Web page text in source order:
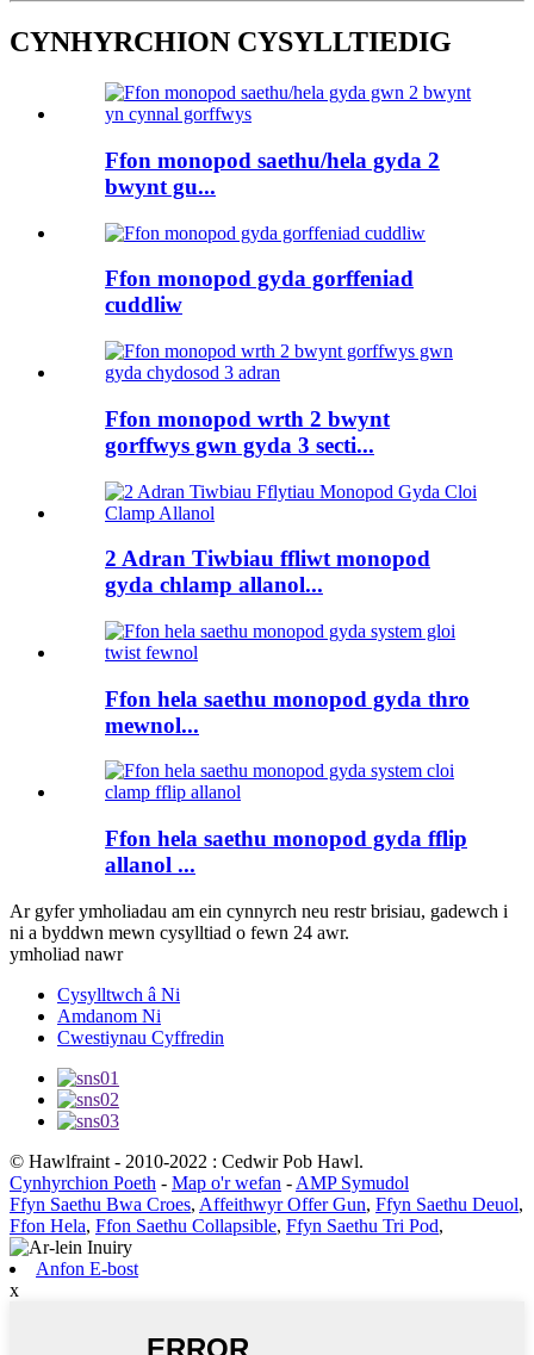
CYNHYRCHION CYSYLLTIEDIG
Ffon monopod saethu/hela gyda 2
bwynt gu...
Ffon monopod gyda gorffeniad
cuddliw
Ffon monopod wrth 2 bwynt
gorffwys gwn gyda 3 secti...
2 Adran Tiwbiau ffliwt monopod
gyda chlamp allanol...
Ffon hela saethu monopod gyda thro
mewnol...
Ffon hela saethu monopod gyda fflip
allanol ...
Ar gyfer ymholiadau am ein cynnyrch neu restr brisiau, gadewch i
ni a byddwn mewn cysylltiad o fewn 24 awr.
ymholiad nawr
Cysylltwch â Ni
Amdanom Ni
Cwestiynau Cyffredin
© Hawlfraint - 2010-2022 : Cedwir Pob Hawl.
Cynhyrchion Poeth - Map o'r wefan - AMP Symudol
Ffyn Saethu Bwa Croes, Affeithwyr Offer Gun, Ffyn Saethu Deuol,
Ffon Hela, Ffon Saethu Collapsible, Ffyn Saethu Tri Pod,
Anfon E-bost
x